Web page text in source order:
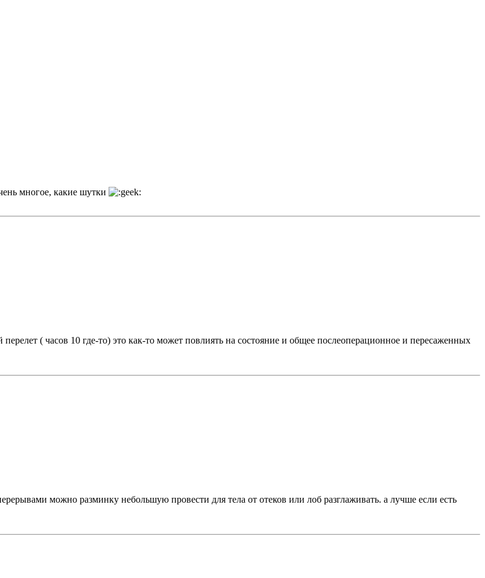
многое, какие шутки
( часов 10 где-то) это как-то может повлиять на состояние и общее послеоперационное и пересаженных
можно разминку небольшую провести для тела от отеков или лоб разглаживать. а лучше если есть